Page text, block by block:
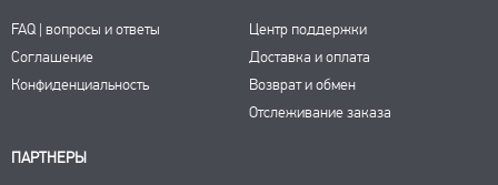
FAQ | вопросы и ответы
Соглашение
Конфиденциальность
Центр поддержки
Доставка и оплата
Возврат и обмен
Отслеживание заказа
ПАРТНЕРЫ